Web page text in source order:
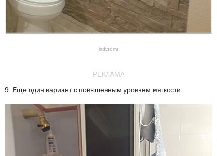
lsdvsdmt
РЕКЛАМА
9. Еще один вариант с повышенным уровнем мягкости